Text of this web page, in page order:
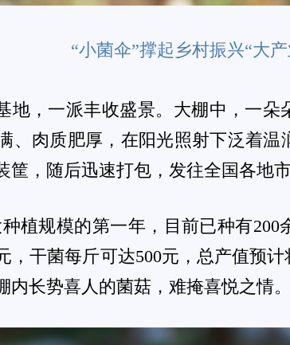
兴“大产业”。
收至2月底，销往四川、云南等多个省份，让全
企业+基地+合作社+农户”的联动模式，有力推动